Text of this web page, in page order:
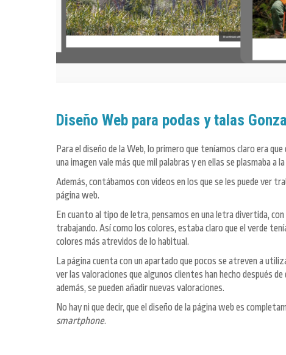
Diseño Web para podas y talas
Para el diseño de la Web, lo primero que teníamos claro era
una imagen vale más que mil palabras y en ellas se plasmaba a
Además, contábamos con videos en los que se les puede ver
página web.
En cuanto al tipo de letra, pensamos en una letra divertida,
trabajando. Así como los colores, estaba claro que el verde
colores más atrevidos de lo habitual.
La página cuenta con un apartado que pocos se atreven a
ver las valoraciones que algunos clientes han hecho después
además, se pueden añadir nuevas valoraciones.
No hay ni que decir, que el diseño de la página web es
smartphone.